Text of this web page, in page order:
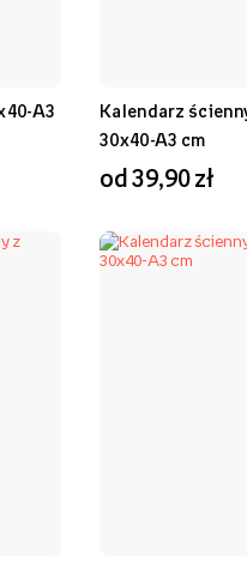
A3
Kalendarz
30x40-A3 cm
od 39,90 zł